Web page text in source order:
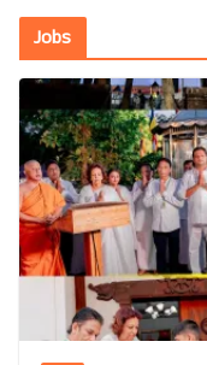
Jobs